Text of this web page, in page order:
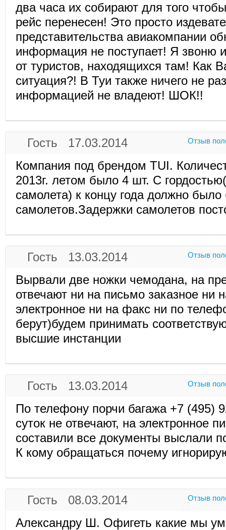
два часа их собирают для того
рейс перенесен! Это просто
представительства авиакомпании
информация не поступает! Я звоню
от туристов, находящихся там! Как
ситуация?! В Туи также ничего не
информацией не владеют! ШОК!!
Гость 17.03.2014 Отзыв
Компания под брендом TUI.
2013г. летом было 4 шт. С
самолета) к концу года должно
самолетов.Задержки самолетов
Гость 13.03.2014 Отзыв
Вырвали две ножки чемодана, на
отвечают ни на письмо заказное ни
электронное ни на факс ни по
берут)будем принимать
высшие инстанции
Гость 13.03.2014 Отзыв
По телефону порчи багажа +7 (495)
суток не отвечают, на электронное
составили все документы выслали
К кому обращаться почему
Гость 08.03.2014 Отзыв
Александру Ш. Офигеть какие мы